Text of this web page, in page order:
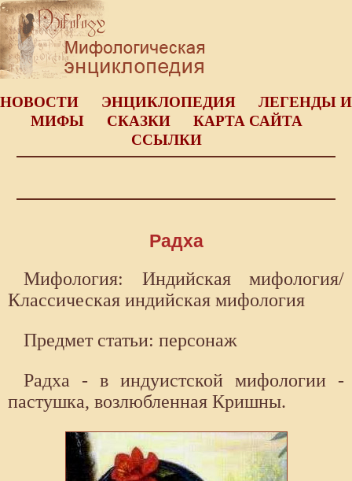
НОВОСТИ ЭНЦИКЛОПЕДИЯ
ЛЕГЕНДЫ И
МИФЫ
СКАЗКИ
КАРТА САЙТА
ССЫЛКИ
Радха
Мифология: Индийская мифология/
Классическая индийская мифология
Предмет статьи: персонаж
Радха - в индуистской мифологии -
пастушка, возлюбленная Кришны.